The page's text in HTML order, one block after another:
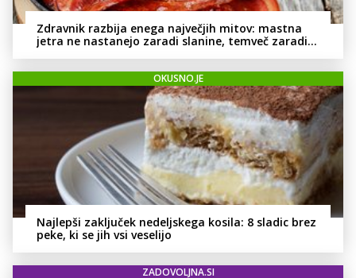
Zdravnik razbija enega največjih mitov: mastna
jetra ne nastanejo zaradi slanine, temveč zaradi
OKUSNO.JE
Najlepši zaključek nedeljskega kosila: 8 sladic brez
peke, ki se jih vsi veselijo
ZADOVOLJNA.SI